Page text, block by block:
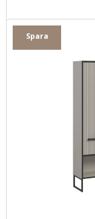
Spara